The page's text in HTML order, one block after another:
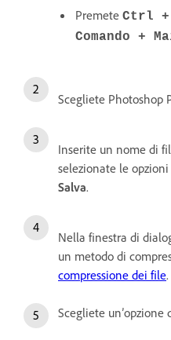
Premete Ctrl +
Comando +
Scegliete Photoshop
Inserite un nome di
selezionate le
Salva.
Nella finestra di
un metodo di
compressione dei file.
Scegliete